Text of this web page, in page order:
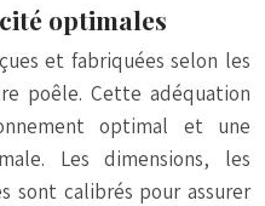
optimales
et fabriquées selon les
poêle. Cette adéquation
optimal et une
Les dimensions, les
sont calibrés pour assurer